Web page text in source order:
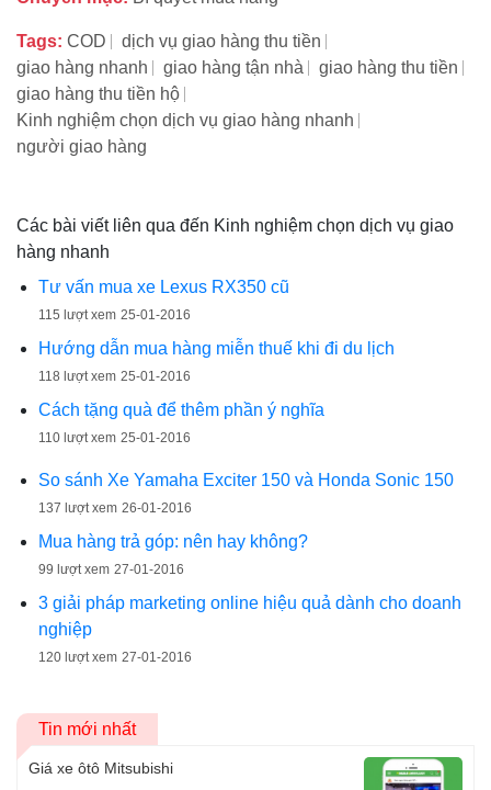
Tags: COD
dịch vụ giao hàng thu tiền
giao hàng nhanh
giao hàng tận nhà
giao hàng thu tiền
giao hàng thu tiền hộ
Kinh nghiệm chọn dịch vụ giao hàng nhanh
người giao hàng
Các bài viết liên qua đến Kinh nghiệm chọn dịch vụ giao
hàng nhanh
Tư vấn mua xe Lexus RX350 cũ
115 lượt xem 25-01-2016
Hướng dẫn mua hàng miễn thuế khi đi du lịch
118 lượt xem 25-01-2016
Cách tặng quà để thêm phần ý nghĩa
110 lượt xem 25-01-2016
So sánh Xe Yamaha Exciter 150 và Honda Sonic 150
137 lượt xem 26-01-2016
Mua hàng trả góp: nên hay không?
99 lượt xem 27-01-2016
3 giải pháp marketing online hiệu quả dành cho doanh
nghiệp
120 lượt xem 27-01-2016
Tin mới nhất
Giá xe ôtô Mitsubishi